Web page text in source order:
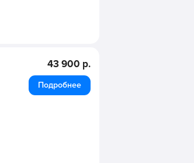
43 900 р.
Подробнее